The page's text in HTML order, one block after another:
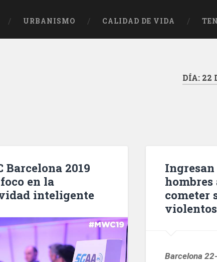
URBANISMO CALIDAD DE VIDA
DÍA: 22
Barcelona 2019
en la
inteligente
hombres
cometer
Barcelona